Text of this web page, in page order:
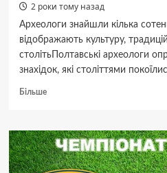
2 роки тому назад
Археологи знайшли кілька
відображають культуру,
столітьПолтавські археологи
знахідок, які століттями
БільшеДокладніше
знахідки
на Монастирській
горі:
знайдено